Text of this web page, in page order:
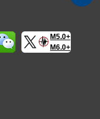
M5.0+
M6.0+